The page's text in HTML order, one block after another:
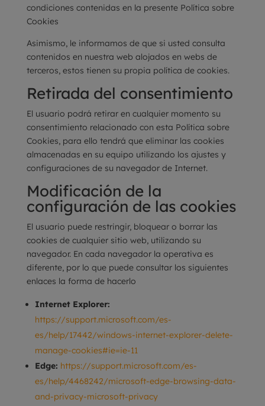
condiciones contenidas en la presente Política sobre
Cookies
Asimismo, le informamos de que si usted consulta
contenidos en nuestra web alojados en webs de
terceros, estos tienen su propia política de cookies.
Retirada del consentimiento
El usuario podrá retirar en cualquier momento su
consentimiento relacionado con esta Política sobre
Cookies, para ello tendrá que eliminar las cookies
almacenadas en su equipo utilizando los ajustes y
configuraciones de su navegador de Internet.
Modificación de la
configuración de las cookies
El usuario puede restringir, bloquear o borrar las
cookies de cualquier sitio web, utilizando su
navegador. En cada navegador la operativa es
diferente, por lo que puede consultar los siguientes
enlaces la forma de hacerlo
Internet Explorer:
https://support.microsoft.com/es-
es/help/17442/windows-internet-explorer-delete-
manage-cookies#ie=ie-11
Edge: https://support.microsoft.com/es-
es/help/4468242/microsoft-edge-browsing-data-
and-privacy-microsoft-privacy